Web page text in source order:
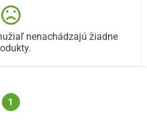
nenachádzajú žiadne
1